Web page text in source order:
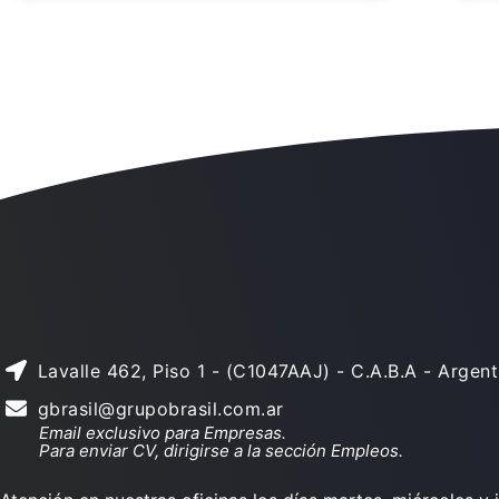
Lavalle 462, Piso 1 - (C1047AAJ) - C.A.B.A -
gbrasil@grupobrasil.com.ar
Email exclusivo para Empresas.
Para enviar CV, dirigirse a la sección Empleos.